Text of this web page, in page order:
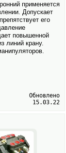
применяется
Допускает
его
повышенной
линий крану.
Обновлено
15.03.22